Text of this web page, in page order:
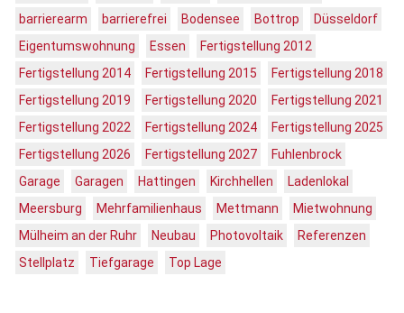
barrierearm
barrierefrei Bodensee Bottrop
Düsseldorf
Eigentumswohnung
Essen
Fertigstellung 2012
Fertigstellung 2014
Fertigstellung 2015
Fertigstellung 2018
Fertigstellung 2019
Fertigstellung 2020
Fertigstellung 2021
Fertigstellung 2022
Fertigstellung 2024
Fertigstellung 2025
Fertigstellung 2026
Fertigstellung 2027
Fuhlenbrock
Garage
Garagen Hattingen Kirchhellen
Ladenlokal
Meersburg
Mehrfamilienhaus Mettmann
Mietwohnung
Mülheim an der Ruhr
Neubau Photovoltaik
Referenzen
Stellplatz
Tiefgarage Top Lage